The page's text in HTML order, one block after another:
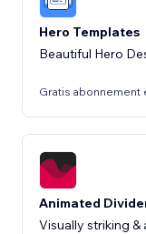
Hero Templates
Beautiful Hero
Gratis
Animated
Visually striking